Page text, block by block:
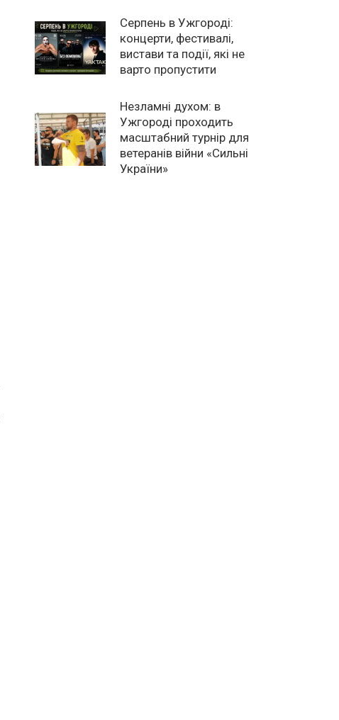
Серпень в Ужгороді:
концерти, фестивалі,
вистави та події, які не
варто пропустити
Незламні духом: в
Ужгороді проходить
масштабний турнір для
ветеранів війни «Сильні
України»